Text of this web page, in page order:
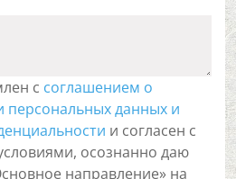
с соглашением о
персональных данных и
и согласен с
осознанно даю
направление» на